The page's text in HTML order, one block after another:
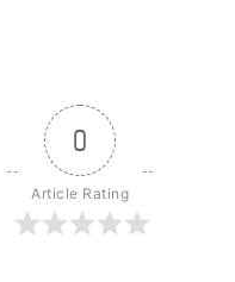
0
Article Rating